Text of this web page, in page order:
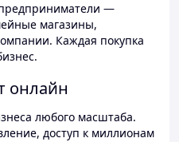
—
магазины,
Каждая покупка
онлайн
любого масштаба.
доступ к миллионам